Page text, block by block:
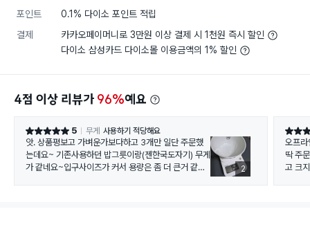
포인트
0.1% 다이소 포인트 적립
결제
카카오페이머니로 3만원 이상 결제 시 1천원 즉시 할인
다이소 삼성카드 다이소몰 이용금액의 1% 할인
4점 이상 리뷰가 96%예요
별점 5점 5 무게 사용하기 적당해요
앗. 상품평보고 가벼운가보다하고 3개만 일단 주문했
는데요~ 기존사용하던 밥그릇이랑(젠한국도자기) 무게
가 같네요~입구사이즈가 커서 용량은 좀 더 큰거 같지
2
별점 5
오프
딱 주
고 크